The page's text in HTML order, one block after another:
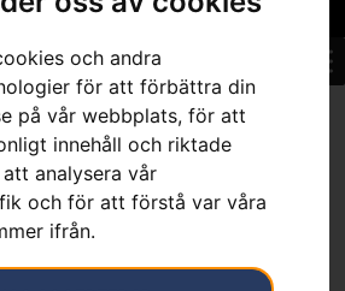
och andra
för att förbättra din
på vår webbplats, för att
innehåll och riktade
analysera vår
och för att förstå var våra
ifrån.
» Robotgräsklippare »Tillbehör
Husqvarna Automower®